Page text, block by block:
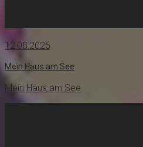
12.08.2026
Mein Haus am See
Mein Haus am See